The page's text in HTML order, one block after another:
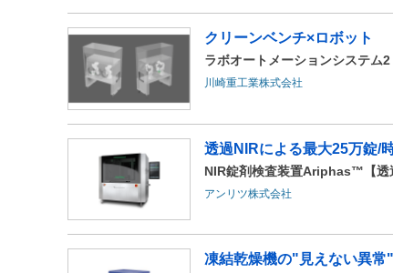
クリーンベンチ×ロボット
ラボオートメーションシステム2
川崎重工業株式会社
透過NIRによる最大25万錠/
NIR錠剤検査装置Ariphas™【透
アンリツ株式会社
凍結乾燥機の"見えない異常